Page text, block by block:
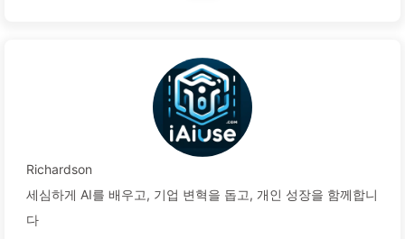
Richardson
세심하게 AI를 배우고, 기업 변혁을 돕고, 개인 성장을 함께합니
다